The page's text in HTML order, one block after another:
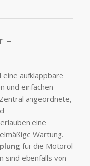
–
eine aufklappbare
und einfachen
Zentral angeordnete,
eine
Wartung.
für die Motoröl
sind ebenfalls von